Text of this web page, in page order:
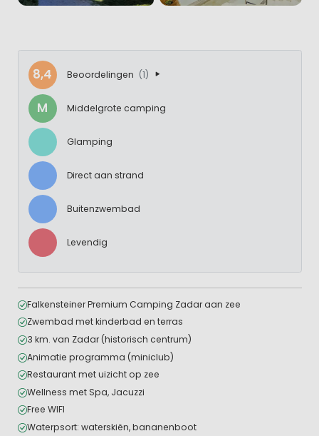
8,4 Beoordelingen (1)
M Middelgrote camping
Glamping
Direct aan strand
Buitenzwembad
Levendig
Falkensteiner Premium Camping Zadar aan zee
Zwembad met kinderbad en terras
3 km. van Zadar (historisch centrum)
Animatie programma (miniclub)
Restaurant met uizicht op zee
Wellness met Spa, Jacuzzi
Free WIFI
Waterpsort: waterskiën, bananenboot